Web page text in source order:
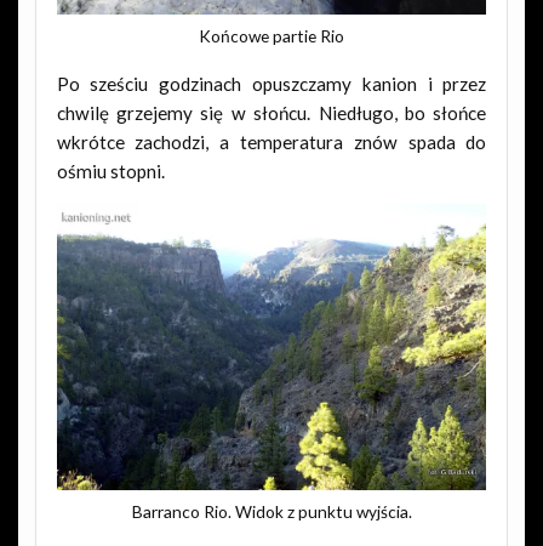
Końcowe partie Rio
Po sześciu godzinach opuszczamy kanion i przez
chwilę grzejemy się w słońcu. Niedługo, bo słońce
wkrótce zachodzi, a temperatura znów spada do
ośmiu stopni.
Barranco Rio. Widok z punktu wyjścia.